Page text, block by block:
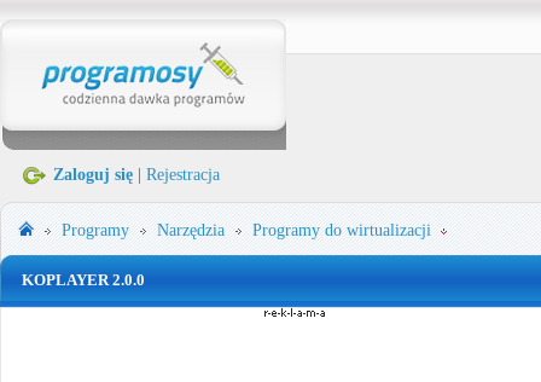
Zaloguj się Rejestracja
Programy Narzędzia Programy do wirtualizacji
KOPLAYER 2.0.0